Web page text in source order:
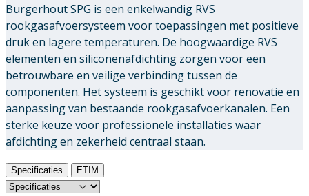
Burgerhout SPG is een enkelwandig RVS
rookgasafvoersysteem voor toepassingen met positieve
druk en lagere temperaturen. De hoogwaardige RVS
elementen en siliconenafdichting zorgen voor een
betrouwbare en veilige verbinding tussen de
componenten. Het systeem is geschikt voor renovatie en
aanpassing van bestaande rookgasafvoerkanalen. Een
sterke keuze voor professionele installaties waar
afdichting en zekerheid centraal staan.
Specificaties ETIM